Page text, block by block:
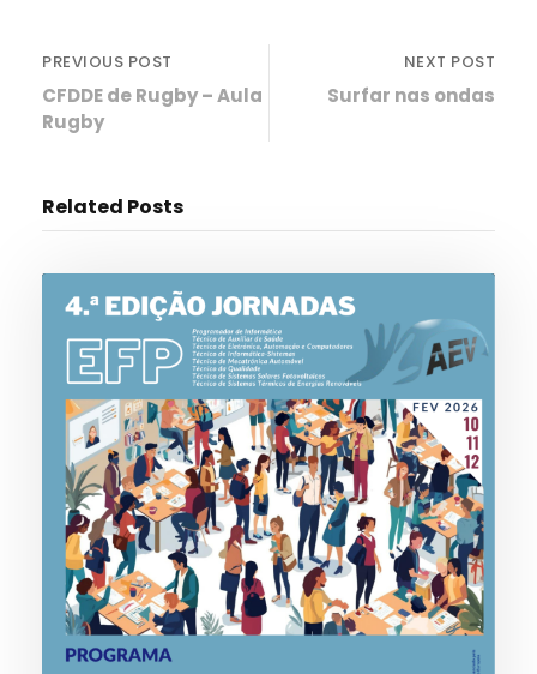
PREVIOUS POST
CFDDE de Rugby – Aula
Rugby
NEXT POST
Surfar nas ondas
Related Posts